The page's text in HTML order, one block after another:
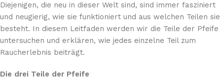
Diejenigen, die neu in dieser Welt sind, sind immer fasziniert
und neugierig, wie sie funktioniert und aus welchen Teilen sie
besteht. In diesem Leitfaden werden wir die Teile der Pfeife
untersuchen und erklären, wie jedes einzelne Teil zum
Raucherlebnis beiträgt.
Die drei Teile der Pfeife